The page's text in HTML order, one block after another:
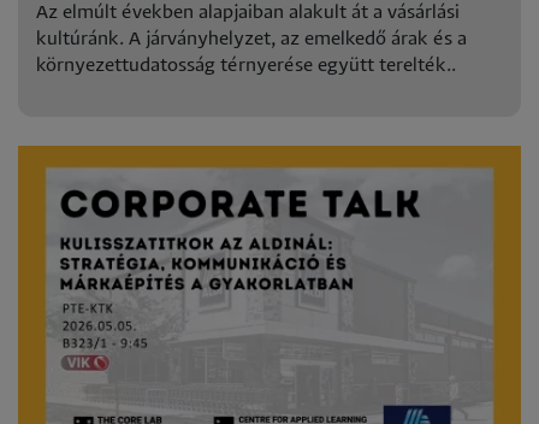
Az elmúlt években alapjaiban alakult át a vásárlási
kultúránk. A járványhelyzet, az emelkedő árak és a
környezettudatosság térnyerése együtt terelték..